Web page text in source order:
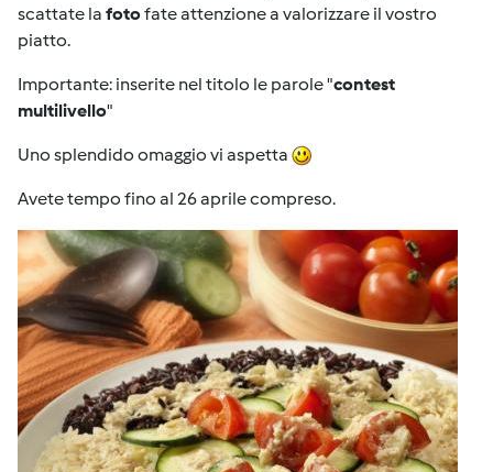
scattate la fotofate attenzione a valorizzare il vostro
piatto.
Importante: inserite nel titolo le parole "contest
multilivello"
Uno splendido omaggio vi aspetta
Avete tempo fino al 26 aprile compreso.